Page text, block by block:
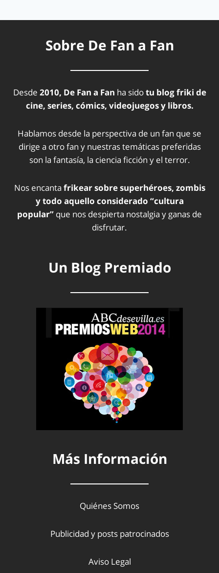
Sobre De Fan a Fan
Desde 2010, De Fan a Fan ha sidotu blog friki de
cine, series, cómics, videojuegos y libros.
Hablamos desde la perspectiva de un fan que se
dirige a otro fan y nuestras temáticas preferidas
son la fantasía, la ciencia ficción y el terror.
Nos encanta frikear sobre superhéroes, zombis
y todo aquello considerado “cultura
popular” que nos despierta nostalgia y ganas de
disfrutar.
Un Blog Premiado
Más Información
Quiénes Somos
Publicidad y posts patrocinados
Aviso Legal